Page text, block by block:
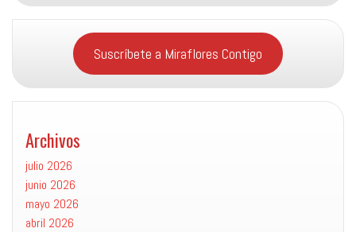
Suscríbete a Miraflores Contigo
Archivos
julio 2026
junio 2026
mayo 2026
abril 2026